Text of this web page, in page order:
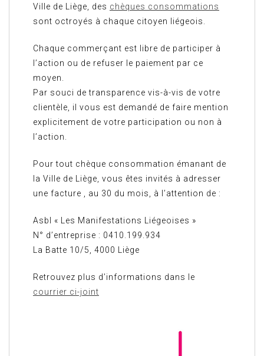
Ville de Liège, des chèques consommations
sont octroyés à chaque citoyen liégeois.
Chaque commerçant est libre de participer à
l’action ou de refuser le paiement par ce
moyen.
Par souci de transparence vis-à-vis de votre
clientèle, il vous est demandé de faire mention
explicitement de votre participation ou non à
l’action.
Pour tout chèque consommation émanant de
la Ville de Liège, vous êtes invités à adresser
une facture , au 30 du mois, à l’attention de :
Asbl « Les Manifestations Liégeoises »
N° d’entreprise : 0410.199.934
La Batte 10/5, 4000 Liège
Retrouvez plus d’informations dans le
courrier ci-joint